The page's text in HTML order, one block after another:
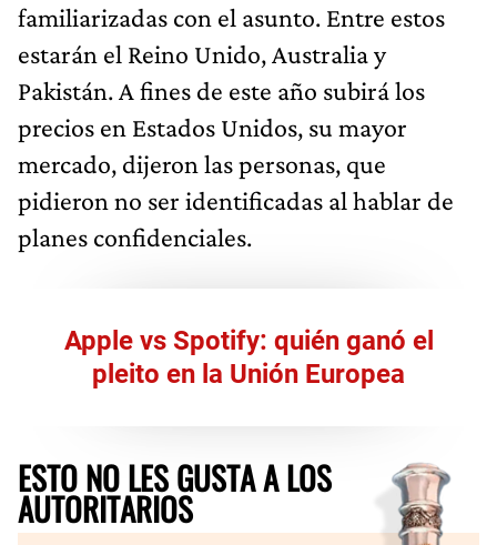
familiarizadas con el asunto. Entre estos
estarán el Reino Unido, Australia y
Pakistán. A fines de este año subirá los
precios en Estados Unidos, su mayor
mercado, dijeron las personas, que
pidieron no ser identificadas al hablar de
planes confidenciales.
Apple vs Spotify: quién ganó el
pleito en la Unión Europea
ESTO NO LES GUSTA A LOS
AUTORITARIOS